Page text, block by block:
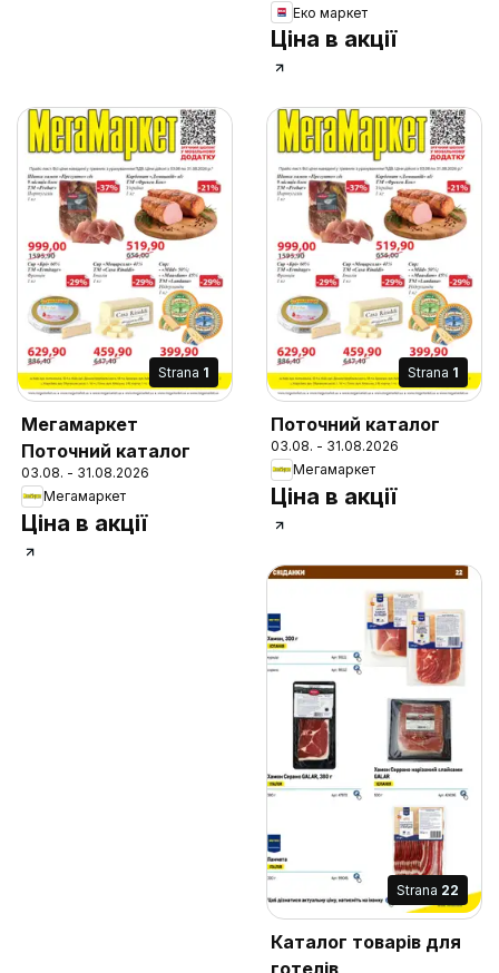
Еко маркет
Ціна в акції
Strana 1
Мегамаркет
Поточний каталог
03.08. - 31.08.2026
Мегамаркет
Ціна в акції
Strana 1
Поточний каталог
03.08. - 31.08.2026
Мегамаркет
Ціна в акції
Strana 22
Каталог товарів для